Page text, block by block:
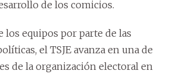
de los comicios.
los equipos por parte de las
el TSJE avanza en una de
de la organización electoral en